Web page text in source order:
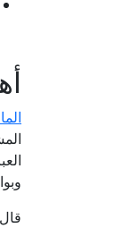
قال